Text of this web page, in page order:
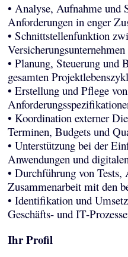
• Analyse, Aufnahme und
Anforderungen in enger
• Schnittstellenfunktion
• Planung, Steuerung und
gesamten
• Erstellung und Pflege
• Koordination externer
Terminen, Budgets und
• Unterstützung bei der
Anwendungen und
• Durchführung von Tests,
Zusammenarbeit mit den
• Identifikation und
Geschäfts- und IT-
Ihr Profil